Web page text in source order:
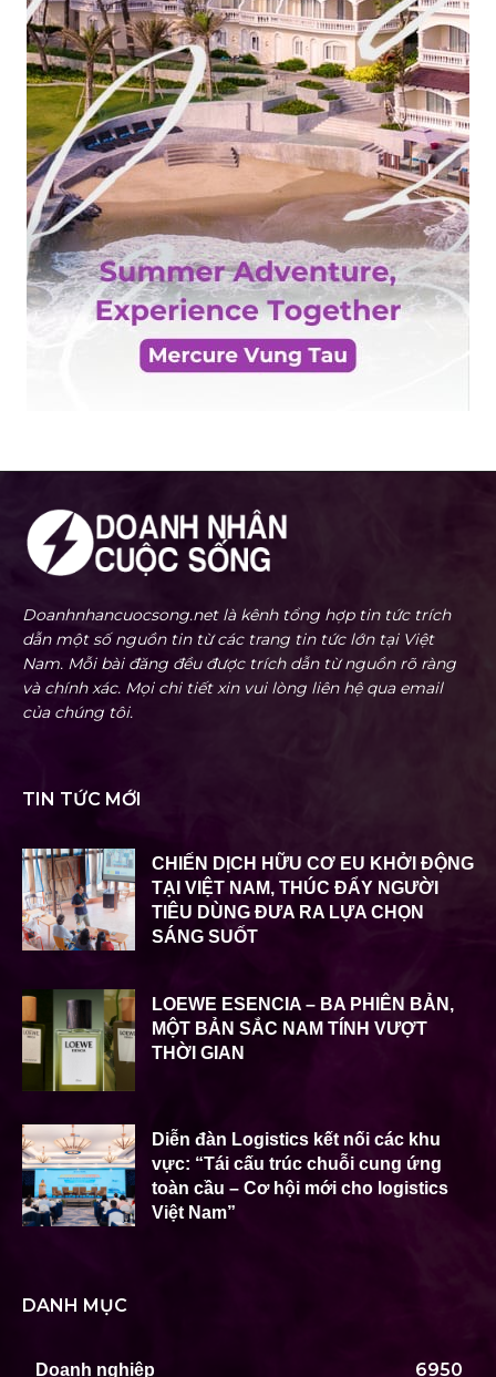
Doanhnhancuocsong.net là kênh tổng hợp tin tức trích
dẫn một số nguồn tin từ các trang tin tức lớn tại Việt
Nam. Mỗi bài đăng đều được trích dẫn từ nguồn rõ ràng
và chính xác. Mọi chi tiết xin vui lòng liên hệ qua email
của chúng tôi.
TIN TỨC MỚI
CHIẾN DỊCH HỮU CƠ EU KHỞI ĐỘNG
TẠI VIỆT NAM, THÚC ĐẨY NGƯỜI
TIÊU DÙNG ĐƯA RA LỰA CHỌN
SÁNG SUỐT
LOEWE ESENCIA – BA PHIÊN BẢN,
MỘT BẢN SẮC NAM TÍNH VƯỢT
THỜI GIAN
Diễn đàn Logistics kết nối các khu
vực: “Tái cấu trúc chuỗi cung ứng
toàn cầu – Cơ hội mới cho logistics
Việt Nam”
DANH MỤC
Doanh nghiệp 6950